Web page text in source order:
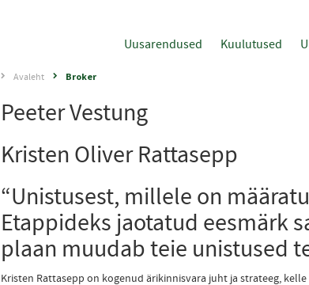
Uusarendused Kuulutused
Avaleht Broker
Peeter Vestung
Kristen Oliver Rattasepp
“Unistusest, millele on
Etappideks jaotatud eesmärk
plaan muudab teie unistused
Kristen Rattasepp on kogenud ärikinnisvara juht ja strateeg,